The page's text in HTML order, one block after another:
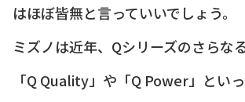
はほぼ皆無と言っていいでしょう。
ミズノは近年、Qシリーズのさらな
「Q Quality」や「Q Power」とい